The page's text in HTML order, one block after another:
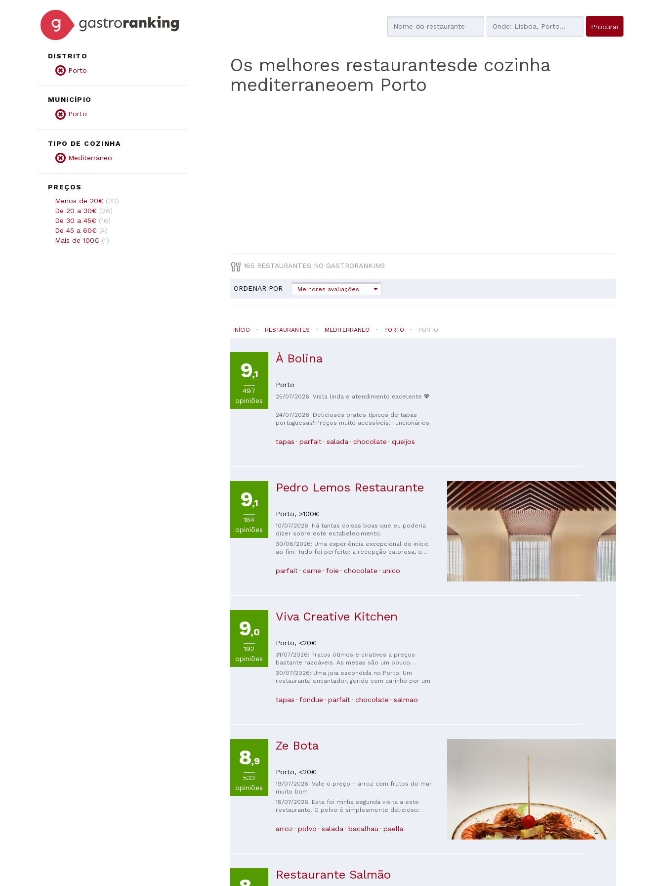
DISTRITO
Porto
MUNICÍPIO
Porto
TIPO DE COZINHA
Mediterraneo
PREÇOS
Menos de 20€ (20)
De 20 a 30€ (26)
De 30 a 45€ (16)
De 45 a 60€ (4)
Mais de 100€ (1)
Os melhores restaurantesde cozinha
mediterraneoem Porto
165 RESTAURANTES NO GASTRORANKING
ORDENAR POR Melhores avaliações
INÍCIO RESTAURANTES MEDITERRANEO PORTO PORTO
9,1
497
opiniões
À Bolina
Porto
25/07/2026: Vista linda e atendimento excelente 💖
24/07/2026: Deliciosos pratos típicos de tapas
portuguesas! Preços muito acessíveis. Funcionários
pudemos apreciar o burburinho do Rio Douro. Nota:
As gorjetas só são aceitas em dinheiro, por isso,
tapas parfait salada chocolate queijos
9,1
184
opiniões
Pedro Lemos Restaurante
Porto, >100€
10/07/2026: Há tantas coisas boas que eu poderia
dizer sobre este estabelecimento.
30/06/2026: Uma experiência excepcional do início
ao fim. Tudo foi perfeito: a recepção calorosa, o
Cada prato foi um verdadeiro sucesso, com
ingredientes de primeira qualidade preparados com
parfait carne foie chocolate unico
9,0
192
opiniões
Viva Creative Kitchen
Porto, <20€
31/07/2026: Pratos ótimos e criativos a preços
bastante razoáveis. As mesas são um pouco
pequenas demais.
30/07/2026: Uma joia escondida no Porto. Um
restaurante encantador, gerido com carinho por um
muitos ingredientes frescos, e os vinhos são
deliciosos. Uma noite inesquecível!
tapas fondue parfait chocolate salmao
8,9
533
opiniões
Ze Bota
Porto, <20€
19/07/2026: Vale o preço + arroz com frutos do mar
muito bom
18/07/2026: Esta foi minha segunda visita a este
restaurante. O polvo é simplesmente delicioso:
frutos do mar e hoje experimentei a paella de tinta
de lula e o bacalhau. Tudo ótimo!
arroz polvo salada bacalhau paella
Restaurante Salmão